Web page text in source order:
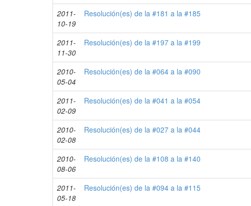
2011-
10-19
Resolución(es) de la #181 a la #185
2011-
11-30
Resolución(es) de la #197 a la #199
2010-
05-04
Resolución(es) de la #064 a la #090
2011-
02-09
Resolución(es) de la #041 a la #054
2010-
02-08
Resolución(es) de la #027 a la #044
2010-
08-06
Resolución(es) de la #108 a la #140
2011-
05-18
Resolución(es) de la #094 a la #115